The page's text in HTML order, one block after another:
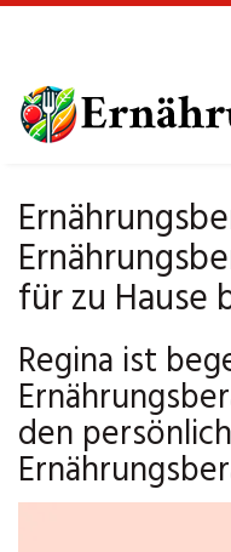
main
content
für zu Hause
Regina ist
den